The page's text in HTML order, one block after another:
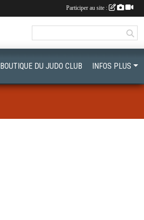
BOUTIQUE DU JUDO CLUB INFOS PLUS
Participer au site :